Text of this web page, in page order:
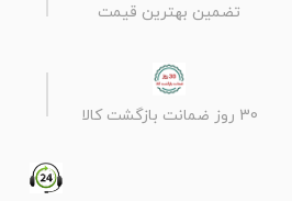
تضمین بهترین قیمت
30 روز ضمانت بازگشت کالا